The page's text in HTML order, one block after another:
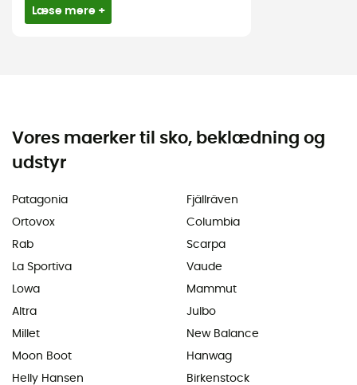
Læse mere +
Vores maerker til sko, beklædning og
udstyr
Patagonia
Ortovox
Rab
La Sportiva
Lowa
Altra
Millet
Moon Boot
Helly Hansen
Fjällräven
Columbia
Scarpa
Vaude
Mammut
Julbo
New Balance
Hanwag
Birkenstock